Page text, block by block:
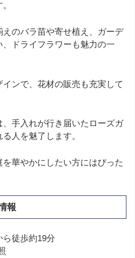
えのバラ苗や寄せ植え、ガーデ
ドライフラワーも魅力の一
ンで、花材の販売も充実して
手入れが行き届いたローズガ
人を魅了します。
華やかにしたい方にはぴった
報
徒歩約19分